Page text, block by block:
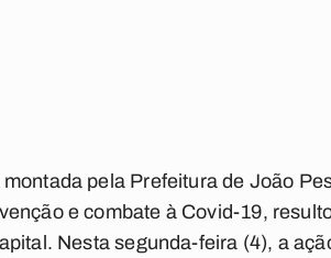
pela Prefeitura de João
e combate à Covid-19,
Nesta segunda-feira (4), a